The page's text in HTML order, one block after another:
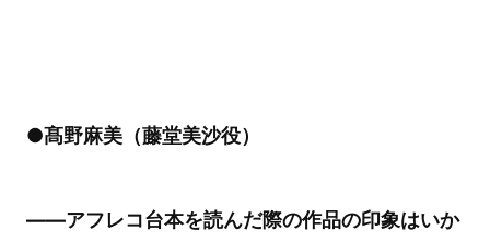
●髙野麻美（藤堂美沙役）
――アフレコ台本を読んだ際の作品の印象はいか